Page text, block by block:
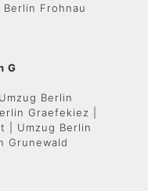
Frohnau
G
Berlin
Graefekiez |
| Umzug Berlin
Grunewald